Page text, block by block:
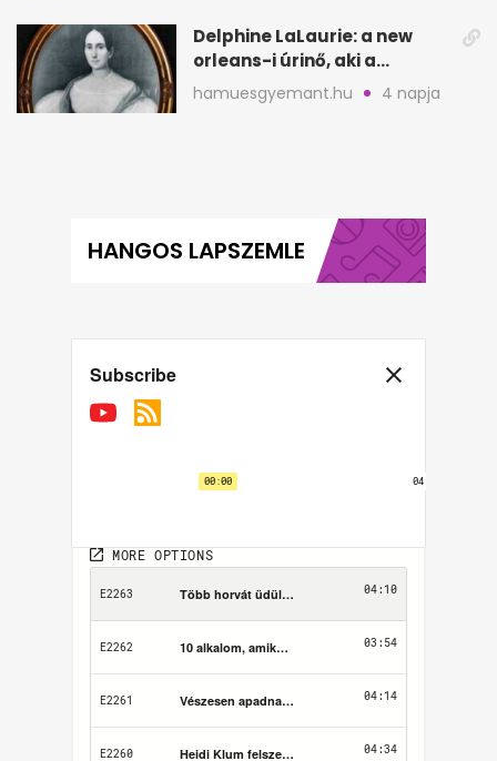
Delphine LaLaurie: a new
orleans-i úrinő, aki a
padláson kínzott
hamuesgyemant.hu 4 napja
HANGOS LAPSZEMLE